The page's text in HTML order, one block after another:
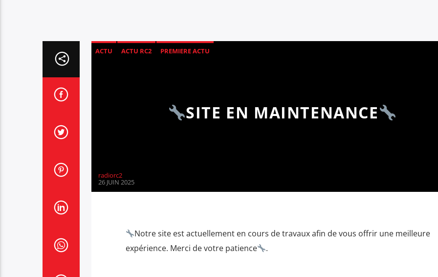
ACTU ACTU RC2 PREMIERE ACTU
SITE EN MAINTENANCE
radiorc2
26 JUIN 2025
Notre site est actuellement en cours de travaux afin de vous offrir une meilleure
expérience. Merci de votre patience
.